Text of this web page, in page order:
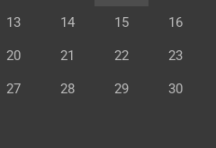
13 14 15 16
20 21 22 23
27 28 29 30